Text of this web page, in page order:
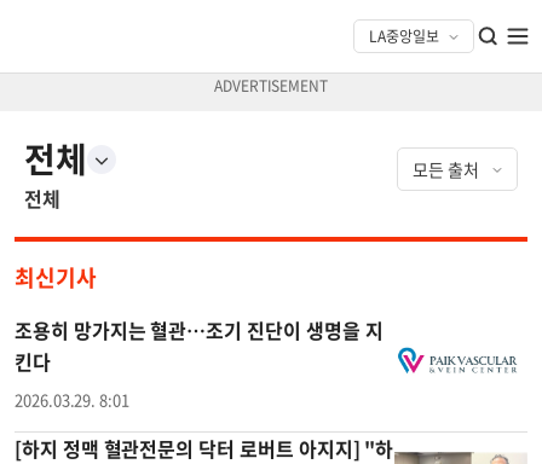
전체
전체
최신기사
조용히 망가지는 혈관…조기 진단이 생명을 지
킨다
2026.03.29. 8:01
[하지 정맥 혈관전문의 닥터 로버트 아지지] "하